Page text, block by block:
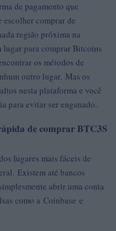
de pagamento que
escolher comprar de
região próxima na
lugar para comprar Bitcoins
os métodos de
outro lugar. Mas os
nesta plataforma e você
para evitar ser enganado.
de comprar BTC3S
lugares mais fáceis de
Existem até bancos
abrir uma conta
como a Coinbase e